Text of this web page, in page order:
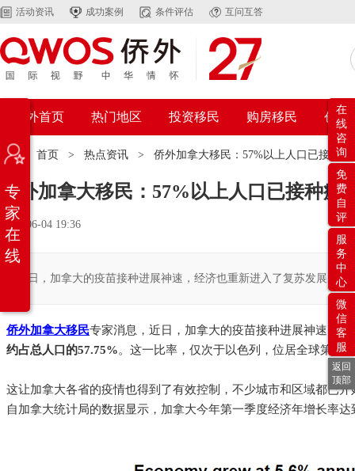
活动资讯 成功案例 条件评估 互问互答
侨外首页 热门地区 投资移民 购房移民 创业
位置： 首页 > 热点资讯 > 侨外加拿大移民：57%以上人口已接种
侨外加拿大移民：57%以上人口已接种
2021-06-04 19:36
近日，加拿大的疫苗接种进展神速，经济也重新进入了复苏发展的快
侨外加拿大移民专家消息，近日，加拿大的疫苗接种进展神速：
约占总人口的57.75%。这一比率，仅次于以色列，位居全球第二。
这让加拿大各省的疫情也得到了有效控制，不少城市和区域都已
自加拿大统计局的数据显示，加拿大今年第一季度经济年增长率
专
家
在
线
在
线
咨
询
免
费
自
评
服
务
中
心
微
信
客
服
返回
顶部